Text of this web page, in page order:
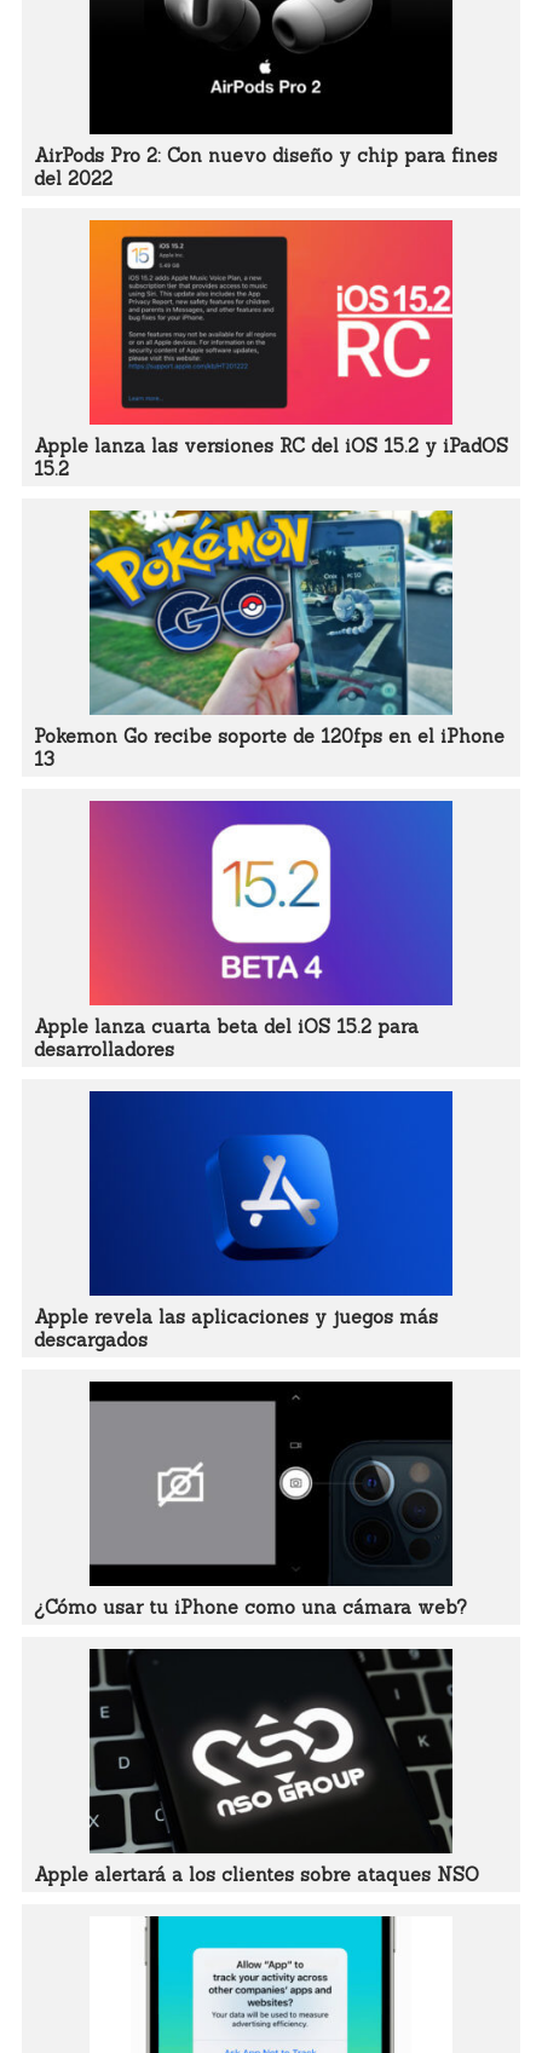
AirPods Pro 2: Con nuevo diseño y chip para fines
del 2022
Apple lanza las versiones RC del iOS 15.2 y iPadOS
15.2
Pokemon Go recibe soporte de 120fps en el iPhone
13
Apple lanza cuarta beta del iOS 15.2 para
desarrolladores
Apple revela las aplicaciones y juegos más
descargados
¿Cómo usar tu iPhone como una cámara web?
Apple alertará a los clientes sobre ataques NSO